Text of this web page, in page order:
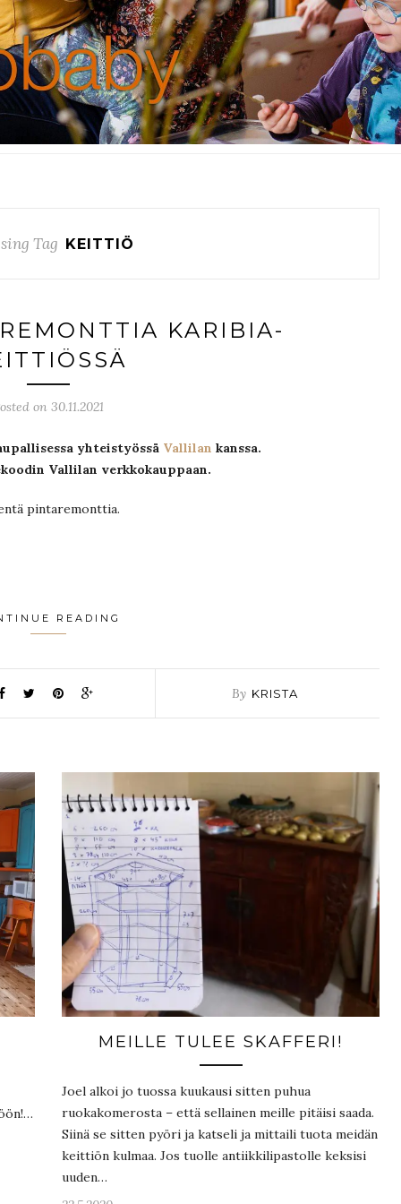
Tag KEITTIÖ
KARIBIA-
on 30.11.2021
yhteistyössä Vallilan kanssa.
Vallilan verkkokauppaan.
pintaremonttia.
READING
By KRISTA
MEILLE TULEE SKAFFERI!
Joel alkoi jo tuossa kuukausi sitten puhua
ruokakomerosta – että sellainen meille pitäisi saada.
Siinä se sitten pyöri ja katseli ja mittaili tuota meidän
keittiön kulmaa. Jos tuolle antiikkilipastolle keksisi
uuden…